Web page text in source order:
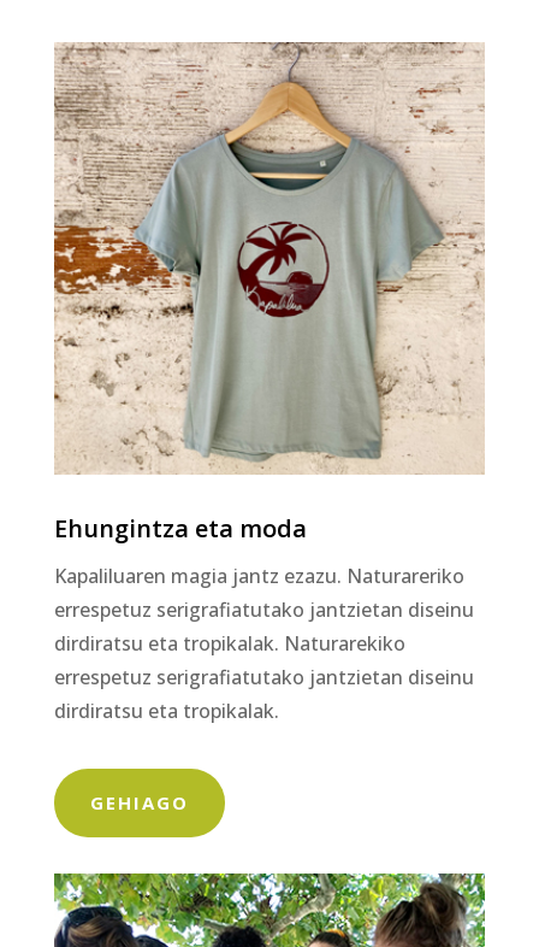
Ehungintza eta moda
Kapaliluaren magia jantz ezazu. Naturareriko
errespetuz serigrafiatutako jantzietan diseinu
dirdiratsu eta tropikalak. Naturarekiko
errespetuz serigrafiatutako jantzietan diseinu
dirdiratsu eta tropikalak.
GEHIAGO